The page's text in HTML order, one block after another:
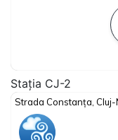
Stația CJ-2